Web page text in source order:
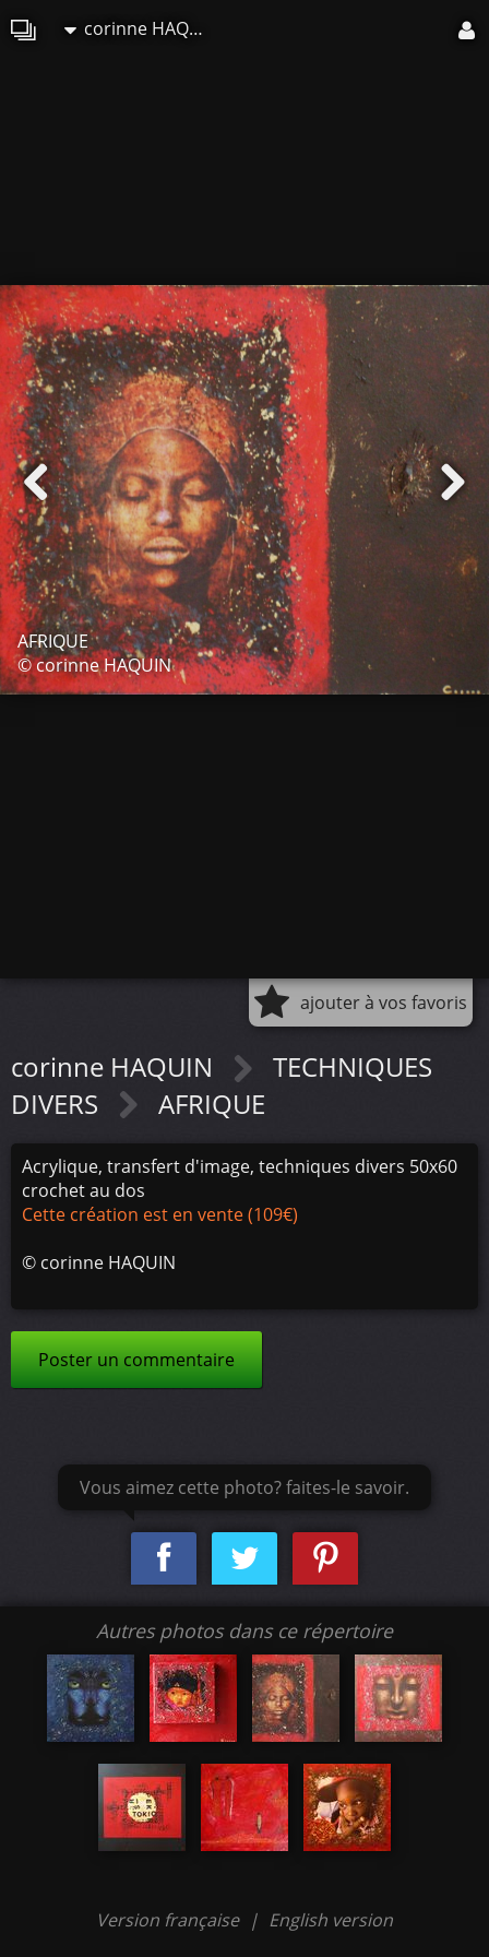
corinne HAQUIN
AFRIQUE
© corinne HAQUIN
ajouter à vos favoris
corinne HAQUIN
TECHNIQUES
DIVERS
AFRIQUE
Acrylique, transfert d'image, techniques divers 50x60
crochet au dos
Cette création est en vente (109€)
© corinne HAQUIN
Poster un commentaire
Vous aimez cette photo? faites-le savoir.
Autres photos dans ce répertoire
Version française | English version